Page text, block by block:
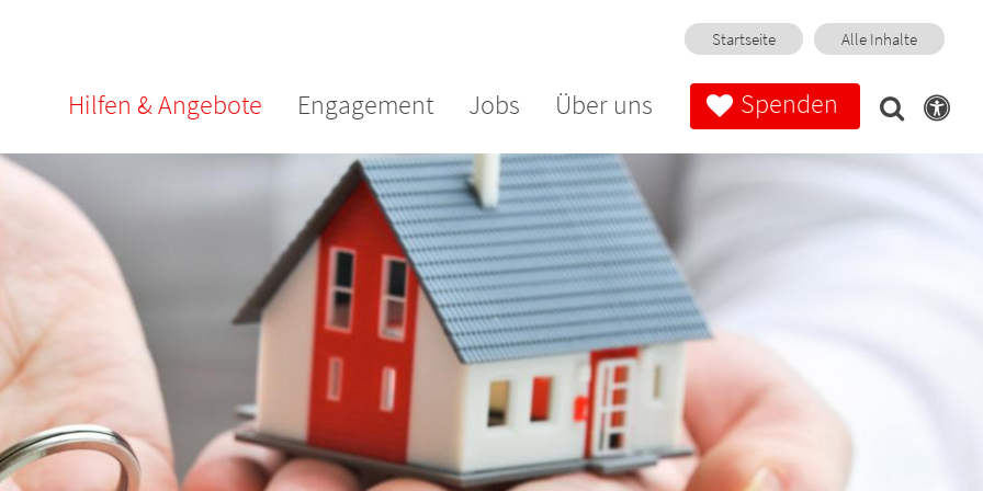
Startseite Alle Inhalte
Hilfen & Angebote Engagement Jobs Über uns Spenden